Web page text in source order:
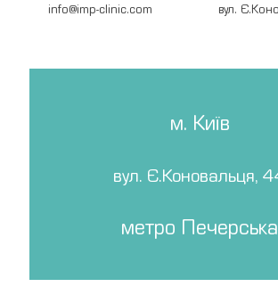
info@imp-clinic.com вул.
м. Київ
вул. Є.Коновальця,
метро Печерська